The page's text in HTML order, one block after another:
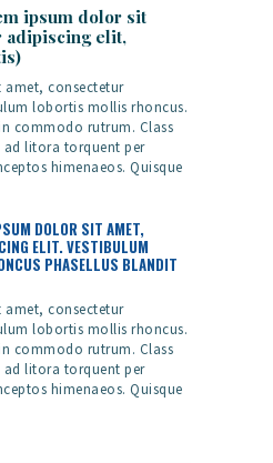
ipsum dolor sit
adipiscing elit,
consectetur
lobortis mollis rhoncus.
commodo rutrum. Class
litora torquent per
himenaeos. Quisque
DOLOR SIT AMET,
ELIT. VESTIBULUM
PHASELLUS BLANDIT
consectetur
lobortis mollis rhoncus.
commodo rutrum. Class
litora torquent per
himenaeos. Quisque